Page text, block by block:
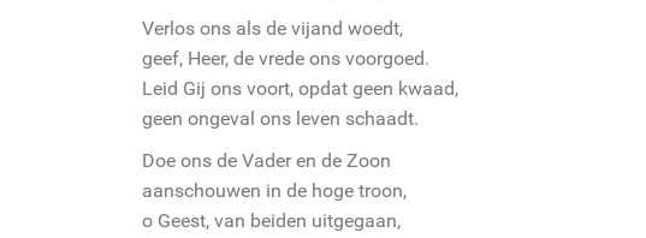
Verlos ons als de vijand woedt,
geef, Heer, de vrede ons voorgoed.
Leid Gij ons voort, opdat geen kwaad,
geen ongeval ons leven schaadt.
Doe ons de Vader en de Zoon
aanschouwen in de hoge troon,
o Geest, van beiden uitgegaan,